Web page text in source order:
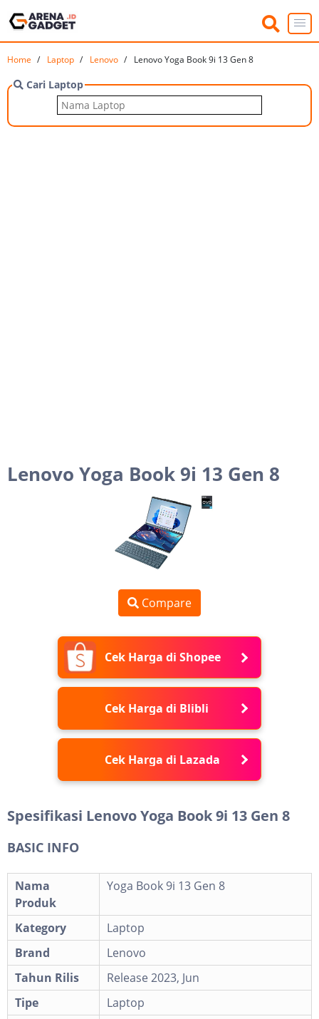
Home Laptop Lenovo Lenovo Yoga Book 9i 13 Gen 8
Cari Laptop
Lenovo Yoga Book 9i 13 Gen 8
Compare
Cek Harga di Shopee
Cek Harga di Blibli
Cek Harga di Lazada
Spesifikasi Lenovo Yoga Book 9i 13 Gen 8
BASIC INFO
Nama
Produk
Yoga Book 9i 13 Gen 8
Kategory
Laptop
Brand
Lenovo
Tahun Rilis
Release 2023, Jun
Tipe
Laptop